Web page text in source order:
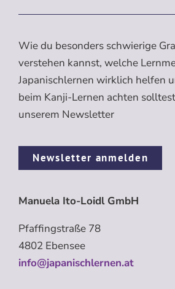
Wie du besonders schwierige
verstehen kannst, welche
Japanischlernen wirklich helfen
beim Kanji-Lernen achten
unserem Newsletter
Newsletter anmelden
Manuela Ito-Loidl GmbH
Pfaffingstraße 78
4802 Ebensee
info@japanischlernen.at